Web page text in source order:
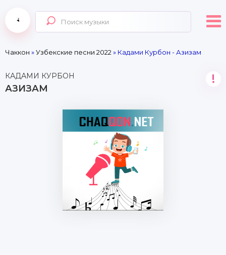
Чаккон »Узбекские песни 2022 » Кадами Курбон - Азизам
КАДАМИ КУРБОН
АЗИЗАМ
!